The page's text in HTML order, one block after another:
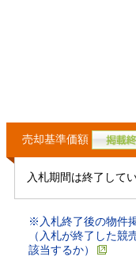
売却基準価額
入札期間は終了してい
※入札終了後の物件
（入札が終了した
該当するか）